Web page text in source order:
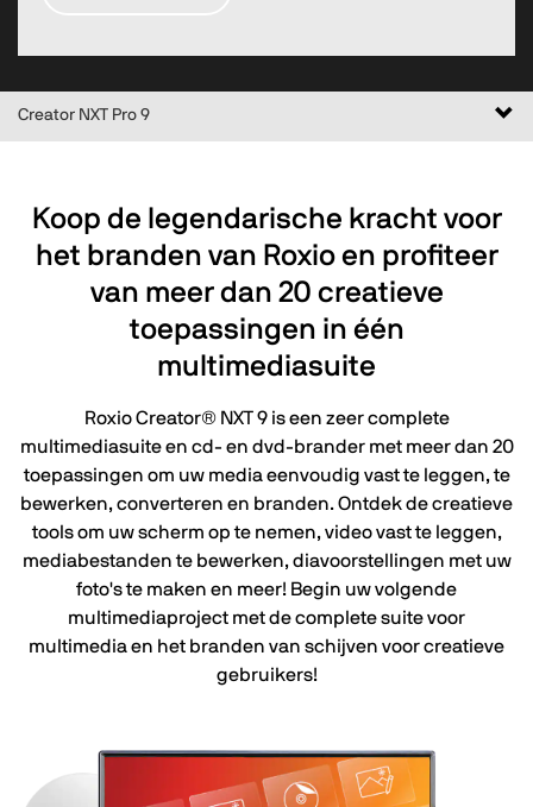
in-/
Creator NXT Pro 9
Koop de legendarische kracht voor
het branden van Roxio en profiteer
van meer dan 20 creatieve
toepassingen in één
multimediasuite
Roxio Creator® NXT 9 is een zeer complete
multimediasuite en cd- en dvd-brander met meer dan 20
toepassingen om uw media eenvoudig vast te leggen, te
bewerken, converteren en branden. Ontdek de creatieve
tools om uw scherm op te nemen, video vast te leggen,
mediabestanden te bewerken, diavoorstellingen met uw
foto's te maken en meer! Begin uw volgende
multimediaproject met de complete suite voor
multimedia en het branden van schijven voor creatieve
gebruikers!